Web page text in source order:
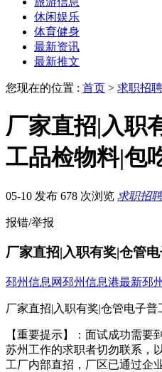
休闲娱乐
体育健身
最新资讯
最新推文
您现在的位置 : 首页 > 求职招聘
厂家直招|入职
工品检物料|包
05-10 发布 678 次浏览 求职招聘
报错/举报
厂家直招|入职有奖|仓管
邳州信息网邳州信息港最新邳
厂家直招|入职有奖|仓管电子普
【重要提示】：面试成功需要
苏州工作的求职者切勿联系，
工厂内部直招，厂区已通过企